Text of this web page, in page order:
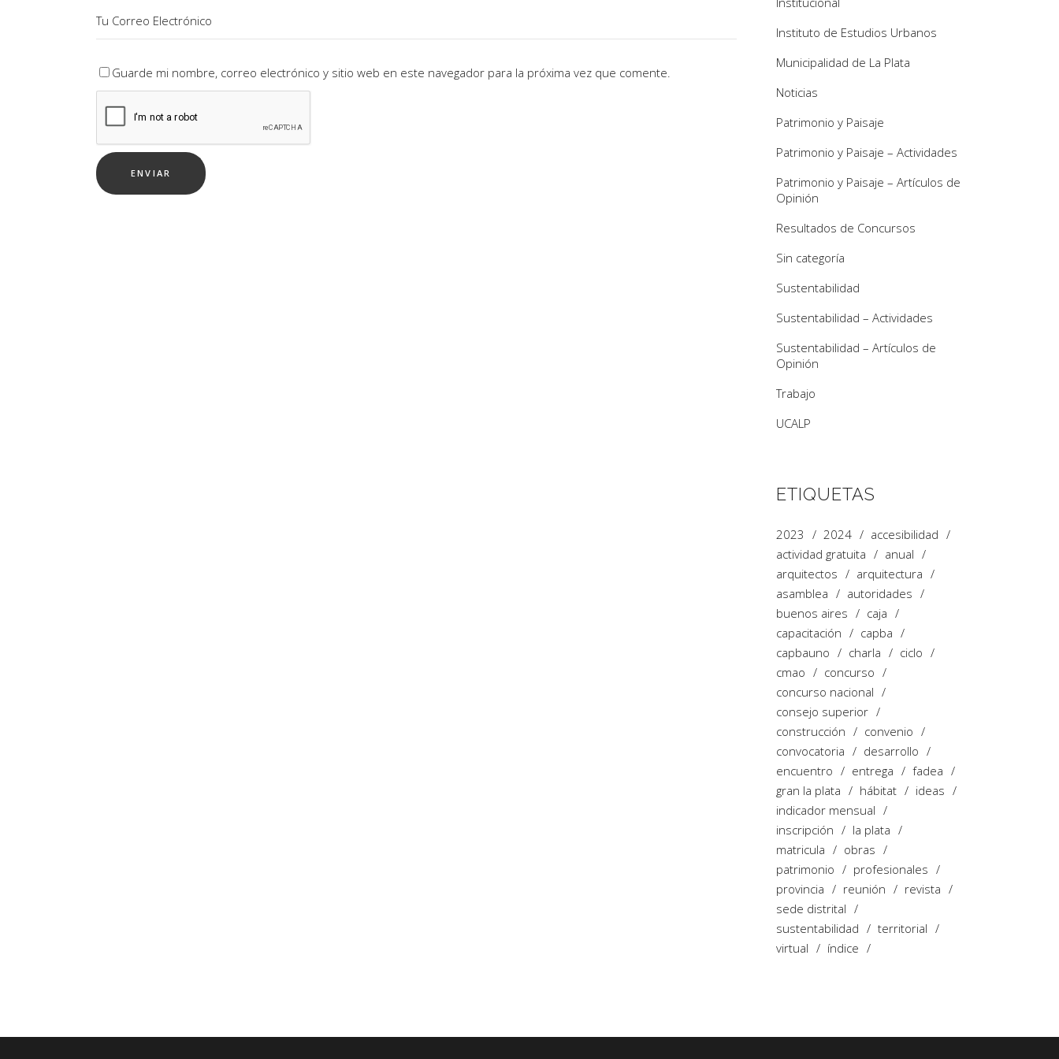
Guarde mi nombre, correo electrónico y sitio web en este navegador para la próxima vez que comente.
Instituto de Estudios Urbanos
Municipalidad de La Plata
Noticias
Patrimonio y Paisaje
Patrimonio y Paisaje – Actividades
Patrimonio y Paisaje – Artículos de
Opinión
Resultados de Concursos
Sin categoría
Sustentabilidad
Sustentabilidad – Actividades
Sustentabilidad – Artículos de
Opinión
Trabajo
UCALP
ETIQUETAS
2023 2024
accesibilidad
actividad gratuita
anual
arquitectos
arquitectura
asamblea
autoridades
buenos aires
caja
capacitación
capba
capbauno
charla
ciclo
cmao
concurso
concurso nacional
consejo superior
construcción
convenio
convocatoria
desarrollo
encuentro
entrega
fadea
gran la plata
hábitat
ideas
indicador mensual
inscripción
la plata
matricula
obras
patrimonio
profesionales
provincia
reunión
revista
sede distrital
sustentabilidad
territorial
virtual
índice